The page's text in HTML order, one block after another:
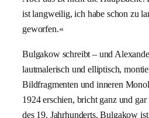
ist langweilig, ich habe schon zu
geworfen.«
Bulgakow schreibt – und
lautmalerisch und elliptisch,
Bildfragmenten und inneren
1924 erschien, bricht ganz und
des 19. Jahrhunderts, Bulgakow